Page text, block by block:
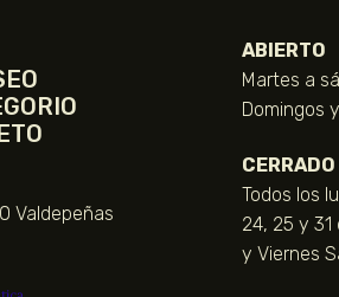
Valdepeñas
ABIERTO
Martes a
Domingos
CERRADO
Todos los
24, 25 y 31
y Viernes